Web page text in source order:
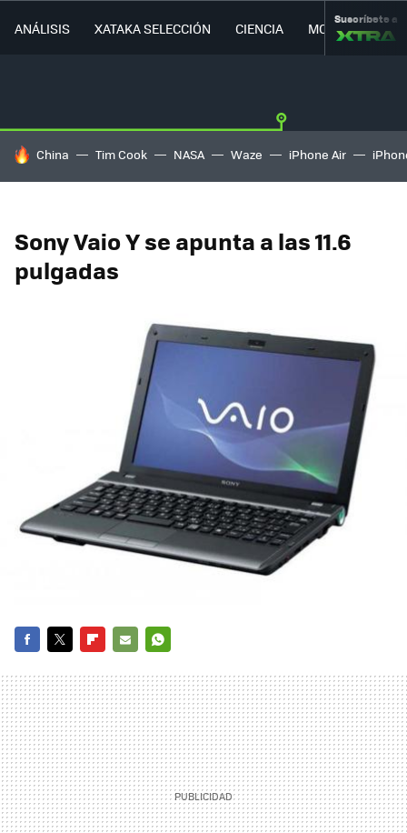
ANÁLISIS XATAKA SELECCIÓN CIENCIA MOVILIDAD
Suscríbete a
HOY SE HABLA DE
China Tim Cook NASA Waze iPhone Air
Sony Vaio Y se apunta a las 11.6
pulgadas
MAIL